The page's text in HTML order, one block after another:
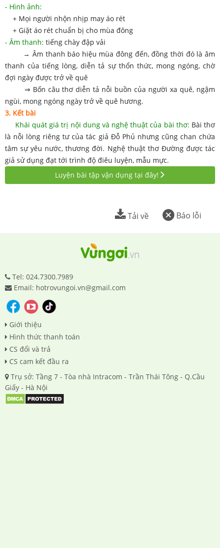
- Hình ảnh:
+ Mọi người nhộn nhịp may áo rét
+ Giặt áo rét chuẩn bị cho mùa đông
- Âm thanh: tiếng chày đập vải
→ Âm thanh báo hiệu mùa đông đến, đồng thời đó là âm
thanh của tiếng lòng, diễn tả sự thổn thức, mong ngóng, chờ
đợi ngày được trở về quê
⇒ Bốn câu thơ diễn tả nỗi buồn của người xa quê, ngậm
ngùi, mong ngóng ngày trở về quê hương.
3. Kết bài
Khái quát giá trị nội dung và nghệ thuật của bài thơ: Bài thơ
là nỗi lòng riêng tư của tác giả Đỗ Phủ nhưng cũng chan chứa
tâm sự yêu nước, thương đời. Nghệ thuật thơ Đường được tác
giả sử dụng đạt tới trình độ điêu luyện, mẫu mực.
Luyện bài tập vận dụng tại đây!
Báo lỗi
Tải về
Tel: 024.7300.7989
Email: hotrovungoi.vn@gmail.com
Giới thiệu
Hình thức thanh toán
CS đổi và trả
CS cam kết đầu ra
Trụ sở: Tầng 7 - Tòa nhà Intracom - Trần Thái Tông - Q.Cầu
Giấy - Hà Nội